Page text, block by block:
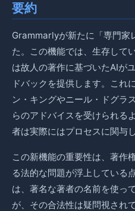
要約
Grammarlyが新たに「専門家
た。この機能では、生存して
は故人の著作に基づいたAIが
ドバックを提供します。これ
ン・キングやニール・ドグラ
らのアドバイスを受けられる
者は実際にはプロセスに関与
この新機能の重要性は、著作
る法的な問題が浮上している
は、著名な著者の名前を使っ
が、その合法性は疑問視され